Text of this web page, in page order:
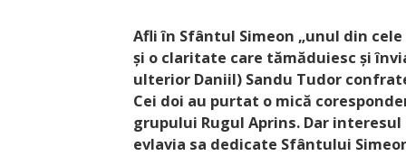
Afli în Sfântul Simeon „unul din
și o claritate care tămăduiesc și
ulterior Daniil) Sandu Tudor
Cei doi au purtat o mică
grupului Rugul Aprins. Dar
evlavia sa dedicate Sfântului